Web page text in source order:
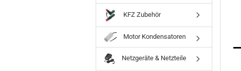
KFZ Zubehör
Motor Kondensatoren
Netzgeräte & Netzteile